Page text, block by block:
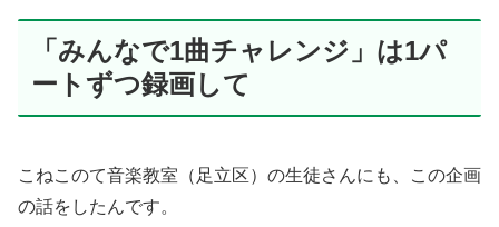
「みんなで1曲チャレンジ」は1パ
ートずつ録画して
こねこのて音楽教室（足立区）の生徒さんにも、この企画
の話をしたんです。